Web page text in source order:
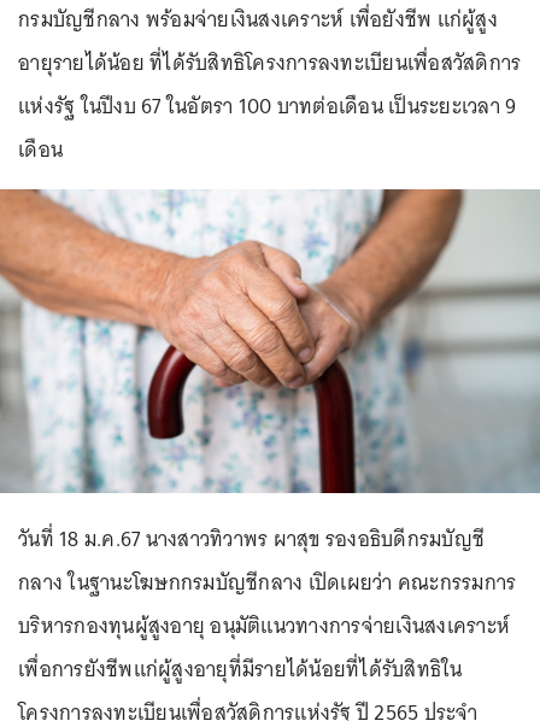
กรมบัญชีกลาง พร้อมจ่ายเงินสงเคราะห์ เพื่อยังชีพ แก่ผู้สูง
อายุรายได้น้อย ที่ได้รับสิทธิโครงการลงทะเบียนเพื่อสวัสดิการ
แห่งรัฐ ในปีงบ 67 ในอัตรา 100 บาทต่อเดือน เป็นระยะเวลา 9
เดือน
วันที่ 18 ม.ค.67 นางสาวทิวาพร ผาสุข รองอธิบดีกรมบัญชี
กลาง ในฐานะโฆษกกรมบัญชีกลาง เปิดเผยว่า คณะกรรมการ
บริหารกองทุนผู้สูงอายุ อนุมัติแนวทางการจ่ายเงินสงเคราะห์
เพื่อการยังชีพแก่ผู้สูงอายุที่มีรายได้น้อยที่ได้รับสิทธิใน
โครงการลงทะเบียนเพื่อสวัสดิการแห่งรัฐ ปี 2565 ประจำ